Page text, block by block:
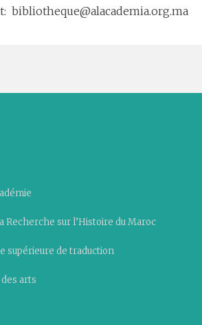
bibliotheque@alacademia.org.ma
Recherche sur l’Histoire du Maroc
supérieure de traduction
arts